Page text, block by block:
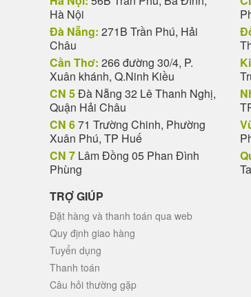
Hà Nội
Đà Nẵng: 271B Trần Phú, Hải
Châu
Cần Thơ: 266 đường 30/4, P.
Xuân khánh, Q.Ninh Kiều
CN 5Đà Nẵng 32 Lê Thanh Nghị,
Quận Hải Châu
CN 671 Trường Chinh, Phường
Xuân Phú, TP Huế
CN 7 Lâm Đồng 05 Phan Đình
Phùng
TRỢ GIÚP
Đặt hàng và thanh toán qua web
Quy định giao hàng
Tuyển dụng
Thanh toán
Câu hỏi thường gặp